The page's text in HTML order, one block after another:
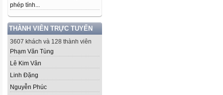
phép tính...
THÀNH VIÊN TRỰC TUYẾN
3607 khách và 128 thành viên
Phạm Văn Tùng
Lê Kim Vân
Linh Đặng
Nguyễn Phúc